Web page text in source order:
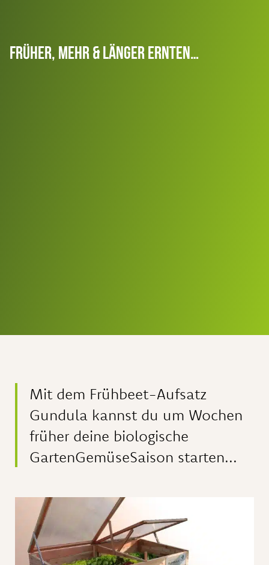
Früher, Mehr & Länger Ernten…
Mit dem Frühbeet-Aufsatz
Gundula kannst du um Wochen
früher deine biologische
GartenGemüseSaison starten...